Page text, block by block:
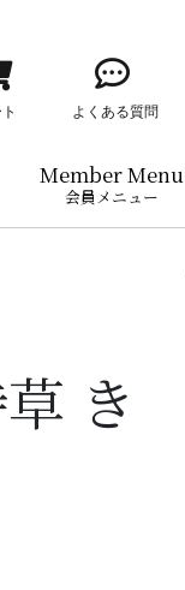
よくある質問
Member Menu
会員メニュー
き